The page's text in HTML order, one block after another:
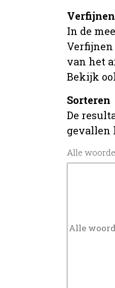
Verfijnen
In de
van het
Bekijk
Sorteren
De
gevallen
Alle